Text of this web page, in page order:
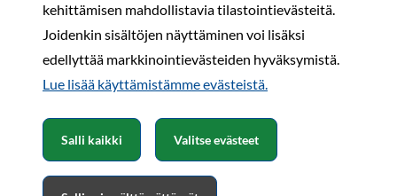
kehittämisen mahdollistavia tilastointievästeitä.
Joidenkin sisältöjen näyttäminen voi lisäksi
edellyttää markkinointievästeiden hyväksymistä.
Lue lisää käyttämistämme evästeistä.​​​​​​
Salli kaikki Valitse evästeet
Rekisteri- ja tietosuojaselosteSopimusehdot